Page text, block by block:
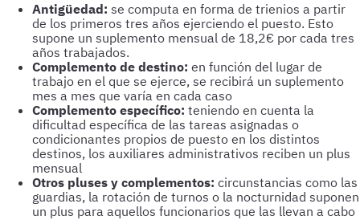
Antigüedad: se computa en forma de trienios a partir
de los primeros tres años ejerciendo el puesto. Esto
supone un suplemento mensual de 18,2€ por cada tres
años trabajados.
Complemento de destino: en función del lugar de
trabajo en el que se ejerce, se recibirá un suplemento
mes a mes que varía en cada caso
Complemento específico: teniendo en cuenta la
dificultad específica de las tareas asignadas o
condicionantes propios de puesto en los distintos
destinos, los auxiliares administrativos reciben un plus
mensual
Otros pluses y complementos: circunstancias como las
guardias, la rotación de turnos o la nocturnidad suponen
un plus para aquellos funcionarios que las llevan a cabo